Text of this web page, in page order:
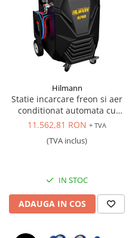
Antrenor articulat si culisant
Ciocan, levier, dalti si dornuri
Cleste si set clesti
Prese si extractoare
Reparat filete
Scule camioane
Scule diverse mecanica
Scule service ulei, gresare,
combustibil
Scule sistem franare
Hilmann
Statie incarcare freon si aer
conditionat automata cu
functie de spalare, R134a
11.562,81 RON + TVA
(TVA inclus)
IN STOC
ADAUGA IN COS